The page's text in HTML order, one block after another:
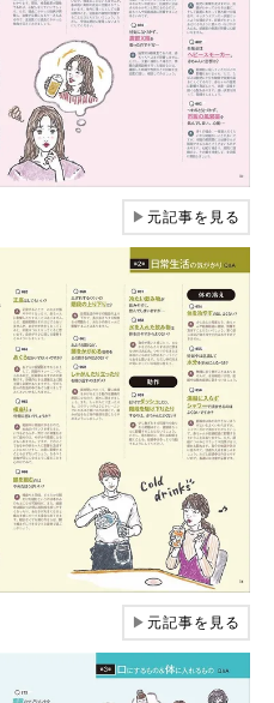
▶元記事を見る
▶元記事を見る